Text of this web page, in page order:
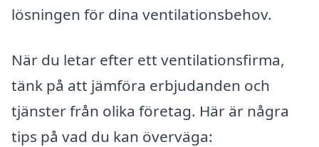
lösningen för dina ventilationsbehov.
När du letar efter ett ventilationsfirma,
tänk på att jämföra erbjudanden och
tjänster från olika företag. Här är några
tips på vad du kan överväga: